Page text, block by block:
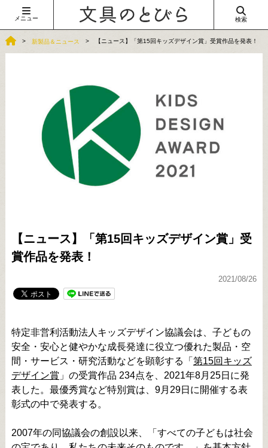
メニュー 検索
新製品＆ニュース 【ニュース】「第15回キッズデザイン賞」受賞作品を発表！
【ニュース】「第15回キッズデザイン賞」受
賞作品を発表！
2021/08/26
特定非営利活動法人キッズデザイン協議会は、子どもの
安全・安心と健やかな成長発達に役立つ優れた製品・空
間・サービス・研究活動などを顕彰する「 第15回キッズ
デザイン賞 」の受賞作品 234点を、2021年8月25日に発
表した。最優秀賞など特別賞は、9月29日に開催する表
彰式の中で発表する。
2007年の同協議会の創設以来、「すべての子どもは社会